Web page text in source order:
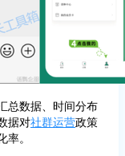
总数据、时间分布
据对社群运营政策
率。